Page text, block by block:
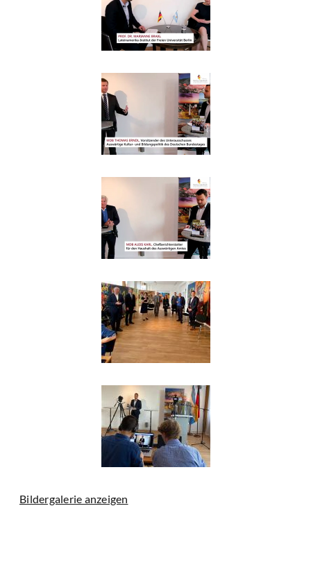
Bildergalerie anzeigen